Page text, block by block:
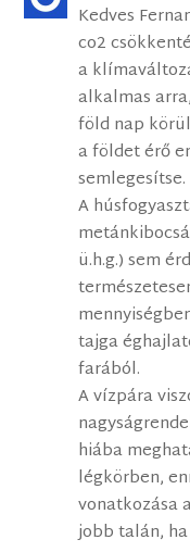
Kedves
co2
a
alkalmas
föld nap
a földet érő
semlegesítse.
A
ü.h.g.) sem
tajga
farából.
A vízpára
hiába
légkörben,
vonatkozása
jobb talán,